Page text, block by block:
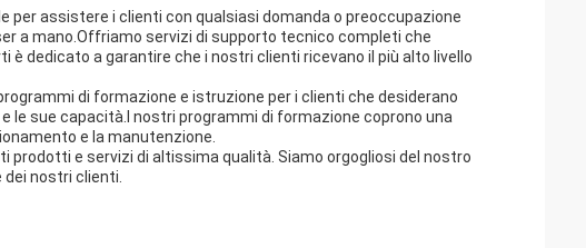
assistere i clienti con qualsiasi domanda o preoccupazione
a mano.Offriamo servizi di supporto tecnico completi che
è dedicato a garantire che i nostri clienti ricevano il più alto livello
di formazione e istruzione per i clienti che desiderano
le sue capacità.I nostri programmi di formazione coprono una
e la manutenzione.
prodotti e servizi di altissima qualità. Siamo orgogliosi del nostro
nostri clienti.